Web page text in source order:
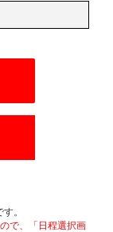
。
で、「日程選択画